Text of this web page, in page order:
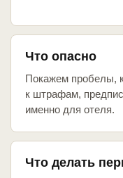
Что опасно
Покажем пробелы,
к штрафам,
именно для отеля.
Что делать